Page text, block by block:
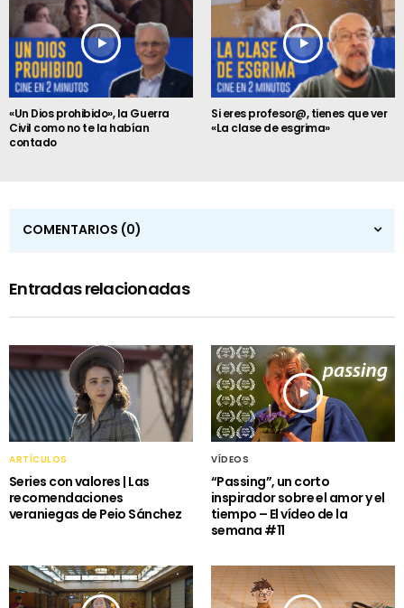
«Un Dios prohibido», la Guerra
Civil como no te la habían
contado
Si eres profesor@, tienes que ver
«La clase de esgrima»
COMENTARIOS (0)
Entradas relacionadas
ARTÍCULOS
Series con valores | Las
recomendaciones
veraniegas de Peio Sánchez
VÍDEOS
“Passing”, un corto
inspirador sobre el amor y el
tiempo – El vídeo de la
semana #11